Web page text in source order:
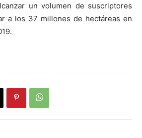
un volumen de suscriptores
a los 37 millones de hectáreas en